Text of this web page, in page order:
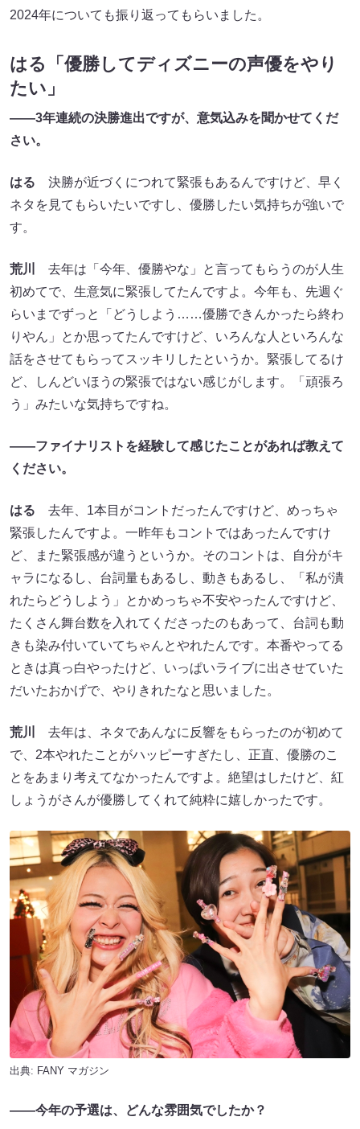
2024年についても振り返ってもらいました。
はる「優勝してディズニーの声優をやり
たい」
――3年連続の決勝進出ですが、意気込みを聞かせてくだ
さい。
はる 決勝が近づくにつれて緊張もあるんですけど、早く
ネタを見てもらいたいですし、優勝したい気持ちが強いで
す。
荒川
去年は「今年、優勝やな」と言ってもらうのが人生
初めてで、生意気に緊張してたんですよ。今年も、先週ぐ
らいまでずっと「どうしよう……優勝できんかったら終わ
りやん」とか思ってたんですけど、いろんな人といろんな
話をさせてもらってスッキリしたというか。緊張してるけ
ど、しんどいほうの緊張ではない感じがします。「頑張ろ
う」みたいな気持ちですね。
――ファイナリストを経験して感じたことがあれば教えて
ください。
はる 去年、1本目がコントだったんですけど、めっちゃ
緊張したんですよ。一昨年もコントではあったんですけ
ど、また緊張感が違うというか。そのコントは、自分がキ
ャラになるし、台詞量もあるし、動きもあるし、「私が潰
れたらどうしよう」とかめっちゃ不安やったんですけど、
たくさん舞台数を入れてくださったのもあって、台詞も動
きも染み付いていてちゃんとやれたんです。本番やってる
ときは真っ白やったけど、いっぱいライブに出させていた
だいたおかげで、やりきれたなと思いました。
荒川
去年は、ネタであんなに反響をもらったのが初めて
で、2本やれたことがハッピーすぎたし、正直、優勝のこ
とをあまり考えてなかったんですよ。絶望はしたけど、紅
しょうがさんが優勝してくれて純粋に嬉しかったです。
出典: FANY マガジン
――今年の予選は、どんな雰囲気でしたか？